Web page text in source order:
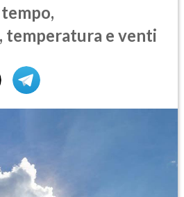
temperatura e venti